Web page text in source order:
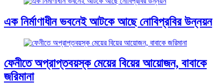
এক নির্মাণাধীন ভবনেই আটকে আছে নোবিপ্রবির উন্নয়ন
ফেনীতে অপ্রাপ্তবয়স্ক মেয়ের বিয়ের আয়োজন, বাবাকে
জরিমানা